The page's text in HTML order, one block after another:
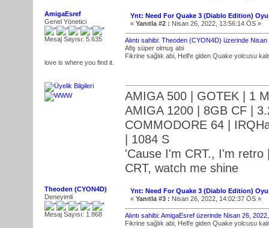
AmigaEsref
Genel Yönetici
Mesaj Sayısı: 5.635
love is where you find it.
Ynt: Need For Quake 3 (Diablo Edition)
« Yanıtla #2 : Nisan 26, 2022, 13:56:14 ÖS »
Alıntı sahibi: Theoden (CYON4D) üzerinde
Afiş süper olmuş abi
Fikrine sağlık abi, Hell'e giden Quake yolcusu
AMIGA 500 | GOTEK | 1
AMIGA 1200 | 8GB CF |
COMMODORE 64 |
| 1084 S
'Cause I'm CRT., I'm retro
CRT, watch me shine
Theoden (CYON4D)
Deneyimli
Mesaj Sayısı: 1.868
Ynt: Need For Quake 3 (Diablo Edition)
« Yanıtla #3 : Nisan 26, 2022, 14:02:37 ÖS »
Alıntı sahibi: AmigaEsref üzerinde Nisan 26,
Fikrine sağlık abi, Hell'e giden Quake yolcusu